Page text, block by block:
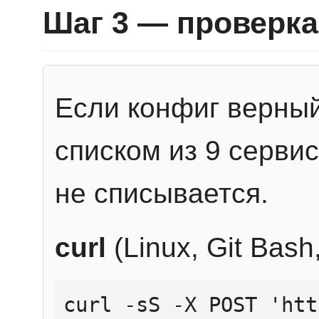
Шаг 3 — проверка
Если конфиг
списком из 9
не списывается.
curl (Linux, Git
curl -sS -X POST